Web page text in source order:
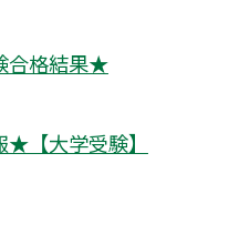
合格結果★
【大学受験】